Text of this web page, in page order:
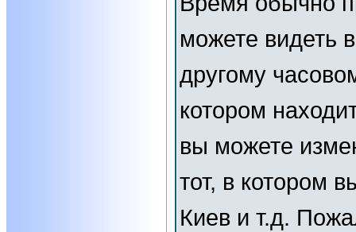
можете видеть
другому
котором
вы можете
тот, в котором
Киев и т.д.